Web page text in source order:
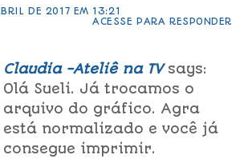
DE 2017 EM 13:21
ACESSE PARA RESPONDER
Claudia -Ateliê na TV says:
Olá Sueli. Já trocamos o
arquivo do gráfico. Agra
está normalizado e você já
consegue imprimir.